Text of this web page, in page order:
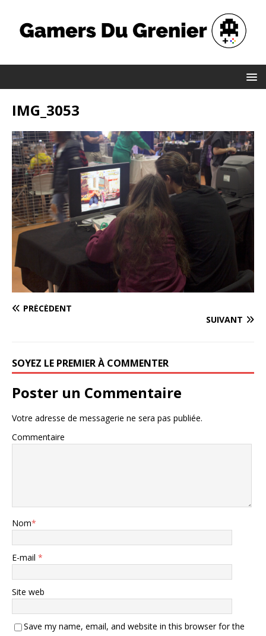
IMG_3053
PRÉCÉDENT
SUIVANT
SOYEZ LE PREMIER À COMMENTER
Poster un Commentaire
Votre adresse de messagerie ne sera pas publiée.
Commentaire
Nom*
E-mail *
Site web
Save my name, email, and website in this browser for the